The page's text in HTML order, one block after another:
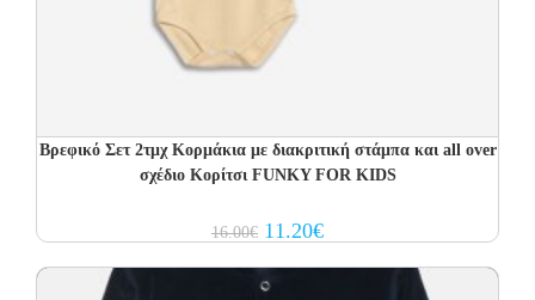
Βρεφικό Σετ 2τμχ Κορμάκια με διακριτική στάμπα και all over
σχέδιο Κορίτσι FUNKY FOR KIDS
16.00€ Original
price
11.20€Current
price